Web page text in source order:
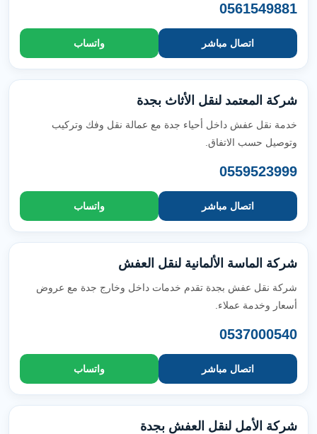
0561549881
اتصال مباشر واتساب
شركة المعتمد لنقل الأثاث بجدة
خدمة نقل عفش داخل أحياء جدة مع عمالة نقل وفك وتركيب
وتوصيل حسب الاتفاق.
0559523999
اتصال مباشر واتساب
شركة الماسة الألمانية لنقل العفش
شركة نقل عفش بجدة تقدم خدمات داخل وخارج جدة مع عروض
أسعار وخدمة عملاء.
0537000540
اتصال مباشر واتساب
شركة الأمل لنقل العفش بجدة